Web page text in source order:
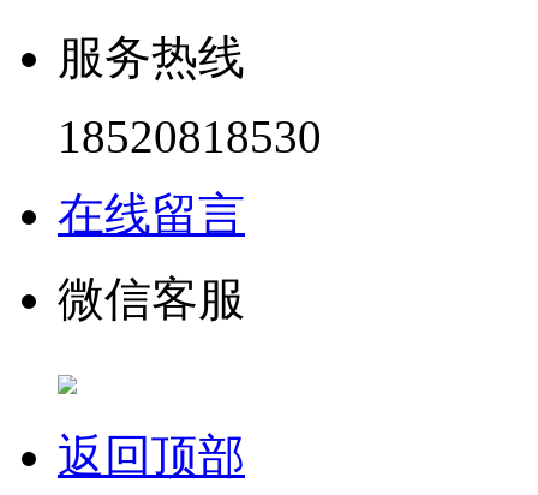
服务热线
18520818530
在线留言
微信客服
返回顶部